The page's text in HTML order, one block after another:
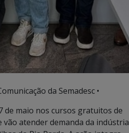
da Semadesc •
de maio nos cursos gratuitos de
vão atender demanda da indústria